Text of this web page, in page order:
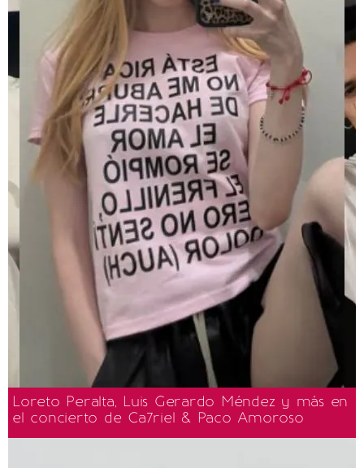
Loreto Peralta, Luis Gerardo Méndez y más en
el concierto de Ca7riel & Paco Amoroso